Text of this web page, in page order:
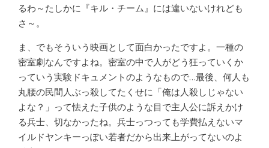
るわ～たしかに『キル・チーム』には違いないけれども
さ～。
ま、でもそういう映画として面白かったですよ。一種の
密室劇なんですよね。密室の中で人がどう狂っていくか
っていう実験ドキュメントのようなもので…最後、何人も
丸腰の民間人ぶっ殺してたくせに「俺は人殺しじゃない
よな？」って怯えた子供のような目で主人公に訴えかけ
る兵士、切なかったね。兵士っつっても学費払えないマ
イルドヤンキーっぽい若者だから出来上がってないのよ